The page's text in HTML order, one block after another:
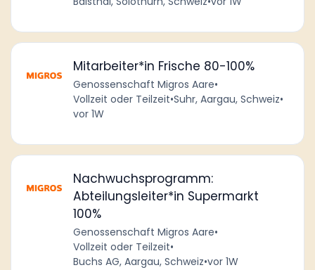
Mitarbeiter*in Frische 80-100%
Genossenschaft Migros Aare•
Vollzeit oder Teilzeit•Suhr, Aargau, Schweiz•
vor 1W
Nachwuchsprogramm:
Abteilungsleiter*in Supermarkt
100%
Genossenschaft Migros Aare•
Vollzeit oder Teilzeit•
Buchs AG, Aargau, Schweiz•vor 1W